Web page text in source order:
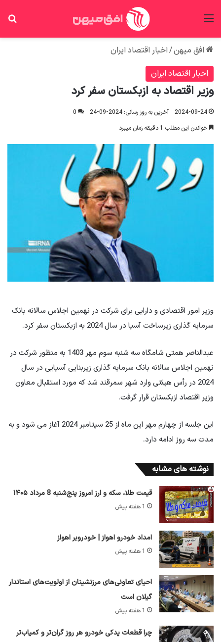
افق میهن/اخبار اقتصاد ایران
اخبار اقتصاد ایران
وزیر اقتصاد به ازبکستان سفر کرد
2024-09-24 آخرین به روز رسانی: 2024-09-24
0
خواندن این مطلب 1 دقیقه زمان میبرد
وزیر امور اقتصادی و دارایی برای شرکت در نهمین اجلاس سالانه بانک
سرمایه گذاری زیرساخت آسیا در سال 2024 به ازبکستان سفر کرد.
عبدالناصر همتی شامگاه سه شنبه سوم مهر 1403 به منظور شرکت در
نهمین اجلاس سالانه بانک سرمایه گذاری زیربنایی آسیایی در سال
2024 در رأس هیئتی وارد شهر سمرقند شد که مورد استقبال معاون
وزیر اقتصاد ازبکستان قرار گرفت.
این جلسه از چهارم مهر این ماه از 25 سپتامبر 2024 آغاز می شود و به
مدت سه روز ادامه دارد.
نوشته های مشابه
قیمت طلا، سکه و ارز امروز پنج‌شنبه 8 مرداد ۱۴۰۵
1 هفته پیش
امداد خودرو اهواز | خودروبر اهواز
1 هفته پیش
احیای تعاونی‌های مرزنشینان از اولویت‌های استاندار
گیلان است
1 هفته پیش
چرا قطعات یدکی خودرو هر روز گران‌تر و کمیاب‌تر